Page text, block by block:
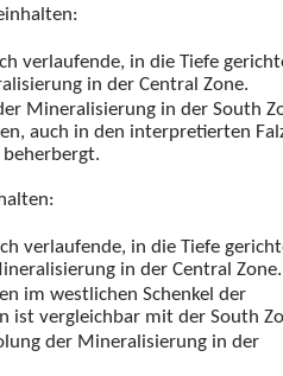
verlaufende, in die Tiefe
in der Central Zone.
Mineralisierung in der South
auch in den interpretierten
verlaufende, in die Tiefe
in der Central Zone.
im westlichen Schenkel der
ist vergleichbar mit der South
der Mineralisierung in der